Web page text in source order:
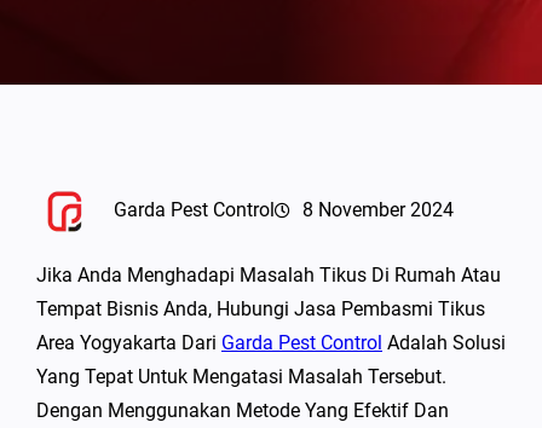
Garda Pest Control 8 November 2024
Jika Anda Menghadapi Masalah Tikus Di Rumah Atau
Tempat Bisnis Anda, Hubungi Jasa Pembasmi Tikus
Area Yogyakarta Dari Garda Pest Control Adalah Solusi
Yang Tepat Untuk Mengatasi Masalah Tersebut.
Dengan Menggunakan Metode Yang Efektif Dan